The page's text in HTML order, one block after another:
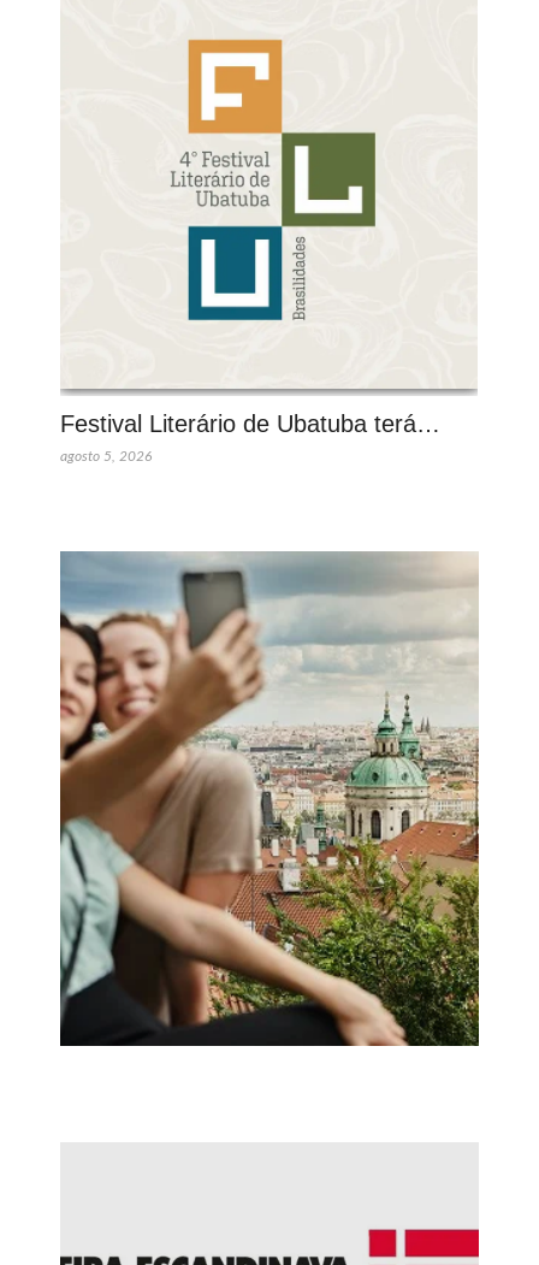
Festival Literário de Ubatuba terá…
agosto 5, 2026